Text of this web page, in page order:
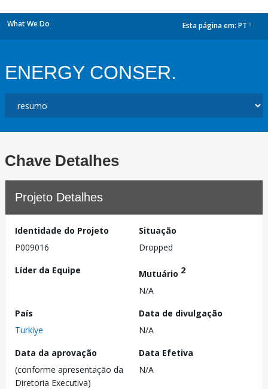
What We Do Esta página em: PT
ENERGY CONSER.
Chave Detalhes
Projeto Detalhes
Identidade do Projeto
P009016
Situação
Dropped
Líder da Equipe
Mutuário 2
N/A
País
Turkiye
Data de divulgação
N/A
Data da aprovação
(conforme apresentação da
Diretoria Executiva)
Data Efetiva
N/A